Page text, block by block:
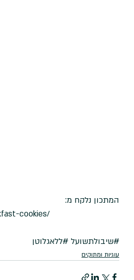
המתכון נלקח מ:
cookies/
#שיבולתשועל #ללאגלוטן
עוגיות ומתוקים